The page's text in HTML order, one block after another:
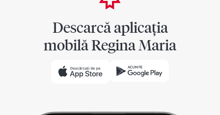
Descarcă aplicația
mobilă Regina Maria